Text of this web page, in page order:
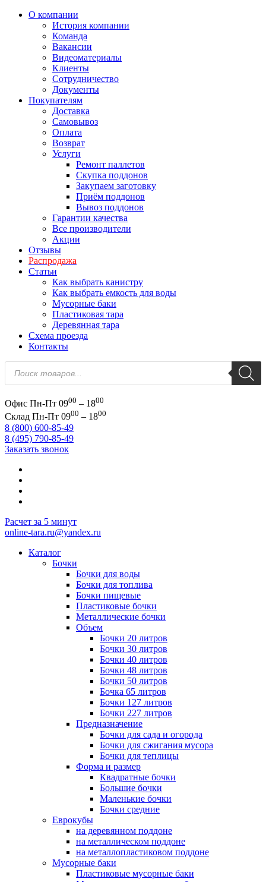
О компании
История компании
Команда
Вакансии
Видеоматериалы
Клиенты
Сотрудничество
Документы
Покупателям
Доставка
Самовывоз
Оплата
Возврат
Услуги
Ремонт паллетов
Скупка поддонов
Закупаем заготовку
Приём поддонов
Вывоз поддонов
Гарантии качества
Все производители
Акции
Отзывы
Распродажа
Статьи
Как выбрать канистру
Как выбрать емкость для воды
Мусорные баки
Пластиковая тара
Деревянная тара
Схема проезда
Контакты
Поиск
товаров
Офис Пн-Пт 0900 – 1800
Склад Пн-Пт 0900 – 1800
8 (800) 600-85-49
8 (495) 790-85-49
Заказать звонок
Расчет за 5 минут
online-tara.ru@yandex.ru
Каталог
Бочки
Бочки для воды
Бочки для топлива
Бочки пищевые
Пластиковые бочки
Металлические бочки
Объем
Бочки 20 литров
Бочки 30 литров
Бочки 40 литров
Бочки 48 литров
Бочки 50 литров
Бочка 65 литров
Бочки 127 литров
Бочки 227 литров
Предназначение
Бочки для сада и огорода
Бочки для сжигания мусора
Бочки для теплицы
Форма и размер
Квадратные бочки
Большие бочки
Маленькие бочки
Бочки средние
Еврокубы
на деревянном поддоне
на металлическом поддоне
на металлопластиковом поддоне
Мусорные баки
Пластиковые мусорные баки